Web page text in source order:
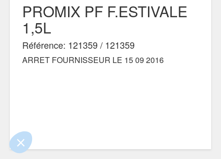
par
PROMIX PF F.ESTIVALE
1,5L
Référence: 121359 / 121359
ARRET FOURNISSEUR LE 15 09 2016